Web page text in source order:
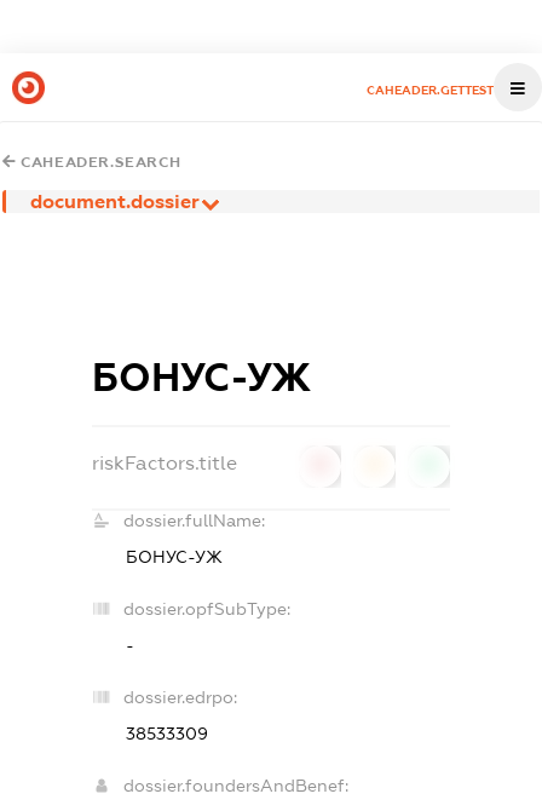
CAHEADER.GETTEST
CAHEADER.SEARCH
document.dossier
БОНУС-УЖ
riskFactors.title
dossier.fullName:
БОНУС-УЖ
dossier.opfSubType:
-
dossier.edrpo:
38533309
dossier.foundersAndBenef: